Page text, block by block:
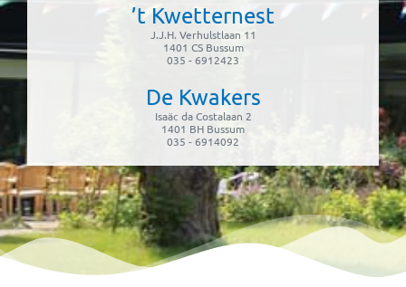
’t Kwetternest
J.J.H. Verhulstlaan 11
1401 CS Bussum
035 - 6912423
De Kwakers
Isaäc da Costalaan 2
1401 BH Bussum
035 - 6914092